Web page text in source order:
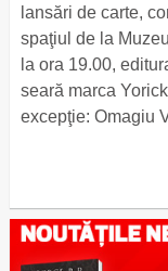
lansări de carte,
spaţiul de la
la ora 19.00,
seară marca
excepţie: Omagiu